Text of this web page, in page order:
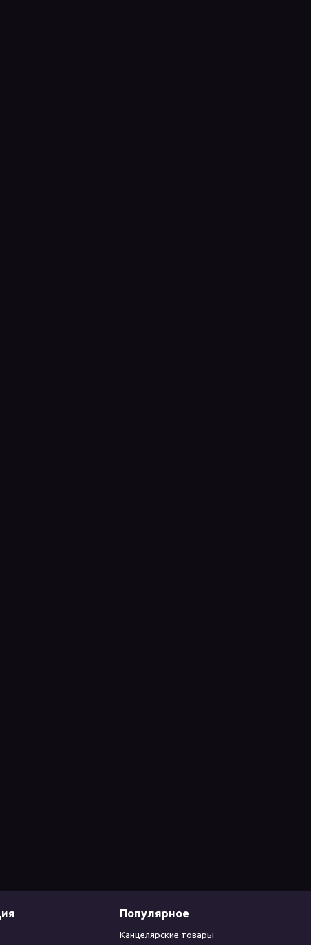
Популярное
Канцелярские товары